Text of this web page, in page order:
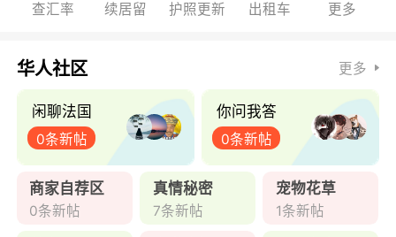
查汇率 续居留 护照更新 出租车 更多
华人社区 更多
闲聊法国
0条新帖
你问我答
0条新帖
商家自荐区
0条新帖
真情秘密
7条新帖
宠物花草
1条新帖